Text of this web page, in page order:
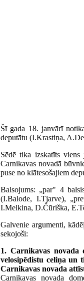
Šī gada 18. janvārī
deputātu (I.Krastiņa,
Sēdē tika izskatīts
Carnikavas novadā
puse no klātesošajiem
Balsojums: „par" 4
(I.Balode, I.Tjarve),
I.Melkina, D.Čūriška,
Galvenie argumenti,
sekojoši:
1. Carnikavas novada
velosipēdistu celiņa
Carnikavas novada
Carnikavas novada